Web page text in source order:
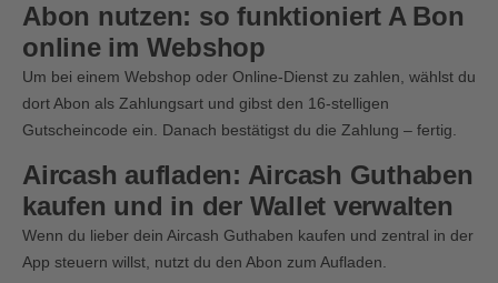
Abon nutzen: so funktioniert A Bon
online im Webshop
Um bei einem Webshop oder Online-Dienst zu zahlen, wählst du
dort Abon als Zahlungsart und gibst den 16-stelligen
Gutscheincode ein. Danach bestätigst du die Zahlung – fertig.
Aircash aufladen: Aircash Guthaben
kaufen und in der Wallet verwalten
Wenn du lieber dein Aircash Guthaben kaufen und zentral in der
App steuern willst, nutzt du den Abon zum Aufladen.